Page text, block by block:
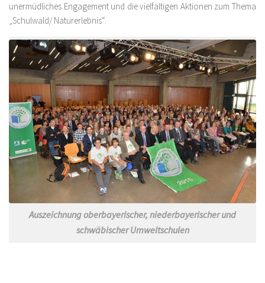
unermüdliches Engagement und die vielfältigen Aktionen zum Thema
„Schulwald/ Naturerlebnis“.
Auszeichnung oberbayerischer, niederbayerischer und
schwäbischer Umweltschulen